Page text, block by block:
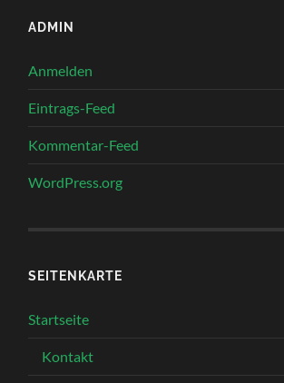
ADMIN
Anmelden
Eintrags-Feed
Kommentar-Feed
WordPress.org
SEITENKARTE
Startseite
Kontakt